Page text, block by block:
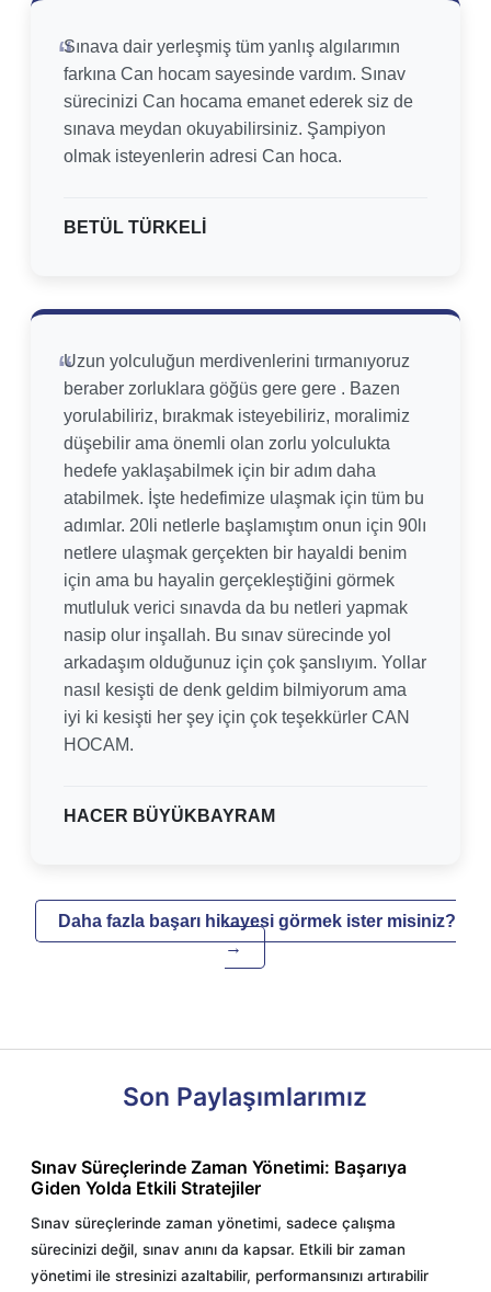
Sınava dair yerleşmiş tüm yanlış algılarımın
farkına Can hocam sayesinde vardım. Sınav
sürecinizi Can hocama emanet ederek siz de
sınava meydan okuyabilirsiniz. Şampiyon
olmak isteyenlerin adresi Can hoca.
BETÜL TÜRKELİ
Uzun yolculuğun merdivenlerini tırmanıyoruz
beraber zorluklara göğüs gere gere . Bazen
yorulabiliriz, bırakmak isteyebiliriz, moralimiz
düşebilir ama önemli olan zorlu yolculukta
hedefe yaklaşabilmek için bir adım daha
atabilmek. İşte hedefimize ulaşmak için tüm bu
adımlar. 20li netlerle başlamıştım onun için 90lı
netlere ulaşmak gerçekten bir hayaldi benim
için ama bu hayalin gerçekleştiğini görmek
mutluluk verici sınavda da bu netleri yapmak
nasip olur inşallah. Bu sınav sürecinde yol
arkadaşım olduğunuz için çok şanslıyım. Yollar
nasıl kesişti de denk geldim bilmiyorum ama
iyi ki kesişti her şey için çok teşekkürler CAN
HOCAM.
HACER BÜYÜKBAYRAM
Daha fazla başarı hikayesi görmek ister misiniz?
→
Son Paylaşımlarımız
Sınav Süreçlerinde Zaman Yönetimi: Başarıya
Giden Yolda Etkili Stratejiler
Sınav süreçlerinde zaman yönetimi, sadece çalışma
sürecinizi değil, sınav anını da kapsar. Etkili bir zaman
yönetimi ile stresinizi azaltabilir, performansınızı artırabilir